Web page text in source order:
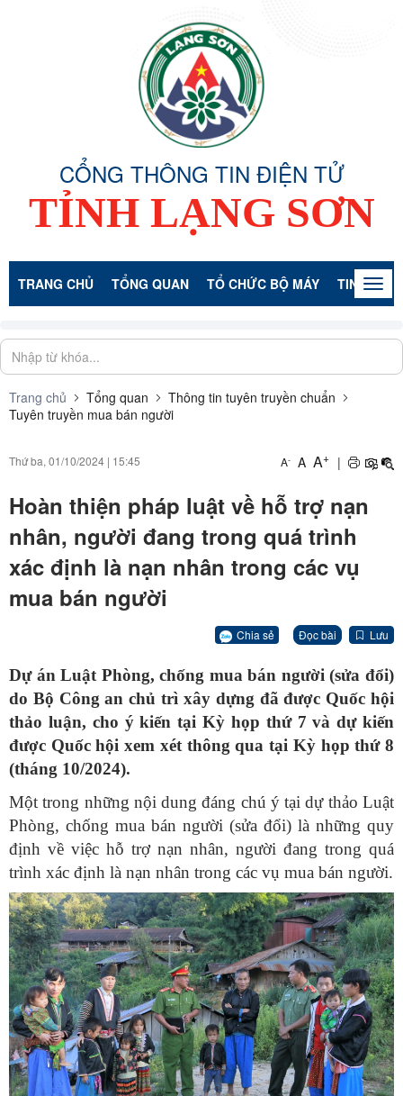
CỔNG THÔNG TIN ĐIỆN TỬ
TỈNH LẠNG SƠN
TRANG CHỦ TỔNG QUAN TỔ CHỨC BỘ MÁY TIN TỨC -
Trang chủ Tổng quan
Thông tin tuyên truyền chuẩn
Tuyên truyền mua bán người
Thứ ba, 01/10/2024 | 15:45 A- A A+ |
Hoàn thiện pháp luật về hỗ trợ nạn
nhân, người đang trong quá trình
xác định là nạn nhân trong các vụ
mua bán người
Chia sẻ Đọc bài Lưu
Dự án Luật Phòng, chống mua bán người (sửa đổi)
do Bộ Công an chủ trì xây dựng đã được Quốc hội
thảo luận, cho ý kiến tại Kỳ họp thứ 7 và dự kiến
được Quốc hội xem xét thông qua tại Kỳ họp thứ 8
(tháng 10/2024).
Một trong những nội dung đáng chú ý tại dự thảo Luật
Phòng, chống mua bán người (sửa đổi) là những quy
định về việc hỗ trợ nạn nhân, người đang trong quá
trình xác định là nạn nhân trong các vụ mua bán người.